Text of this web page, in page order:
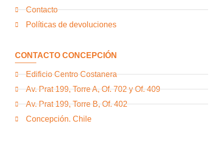
Contacto
Políticas de devoluciones
CONTACTO CONCEPCIÓN
Edificio Centro Costanera
Av. Prat 199, Torre A, Of. 702 y Of. 409
Av. Prat 199, Torre B, Of. 402
Concepción. Chile